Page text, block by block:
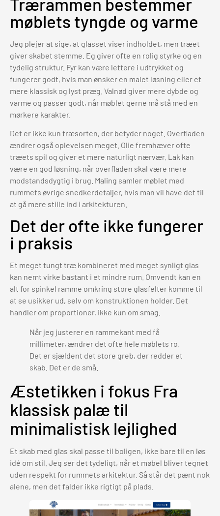
møblets tyngde og varme
Jeg plejer at sige, at glasset viser indholdet, men træet
giver skabet stemme. Eg giver ofte en rolig styrke og en
tydelig struktur. Fyr kan være lettere i udtrykket og
fungerer godt, hvis man ønsker en malet løsning eller et
mere klassisk og lyst præg. Valnød giver mere dybde og
varme og passer godt, når møblet gerne må stå med en
mørkere karakter.
Det er ikke kun træsorten, der betyder noget. Overfladen
ændrer også oplevelsen meget. Olie fremhæver ofte
træets spil og giver et mere naturligt nærvær. Lak kan
være en god løsning, når overfladen skal være mere
modstandsdygtig i brug. Maling samler møblet med
rummets øvrige snedkerdetaljer, hvis man vil have det til
at gå mere stille ind i arkitekturen.
Det der ofte ikke fungerer
i praksis
Et meget tungt træ kombineret med meget synligt glas
kan nemt virke bastant i et mindre rum. Omvendt kan en
alt for spinkel ramme omkring store glasfelter komme til
at se usikker ud, selv om konstruktionen holder. Det
handler om proportioner, ikke kun om smag.
Når jeg justerer en rammekant med få
millimeter, ændrer det ofte hele møblets ro.
Det er sjældent det store greb, der redder et
skab. Det er de små.
Æstetikken i fokus Fra
klassisk palæ til
minimalistisk lejlighed
Et skab med glas skal passe til boligen, ikke bare til en løs
idé om stil. Jeg ser det tydeligt, når et møbel bliver tegnet
uden respekt for rummets arkitektur. Så står det pænt nok
alene, men det falder ikke rigtigt på plads.